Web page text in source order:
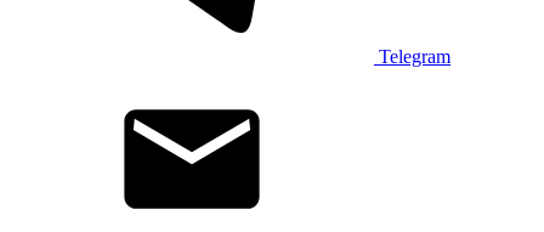
Telegram